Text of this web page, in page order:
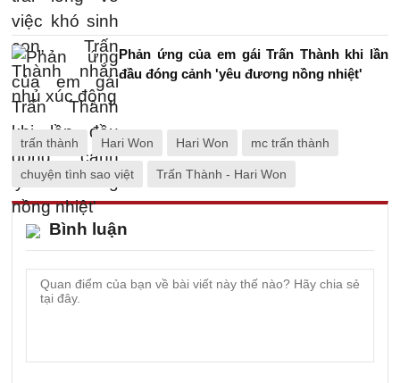
Phản ứng của em gái Trấn Thành khi lần
đầu đóng cảnh 'yêu đương nồng nhiệt'
trấn thành Hari Won Hari Won mc trấn thành
chuyện tình sao việt Trấn Thành - Hari Won
Bình luận